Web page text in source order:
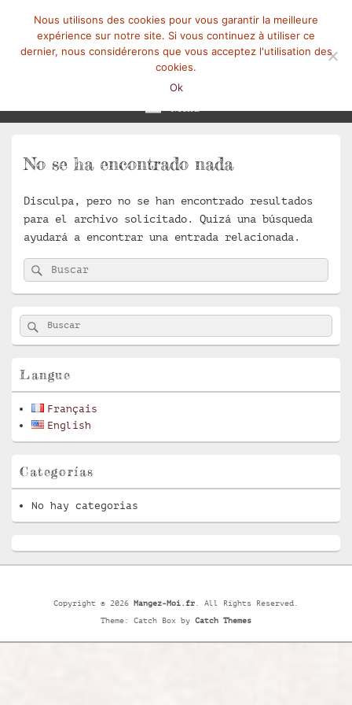
No se ha encontrado nada
Disculpa, pero no se han encontrado resultados
para el archivo solicitado. Quizá una búsqueda
ayudará a encontrar una entrada relacionada.
Buscar
por:
Buscar
El
área
de
barra
lateral
Buscar
por:
Buscar
Langue
Français
English
Categorías
No hay categorías
Copyright © 2026 Mangez-Moi.fr . All Rights Reserved.
Theme: Catch Box by Catch Themes
Nous utilisons des cookies pour vous garantir la meilleure
expérience sur notre site. Si vous continuez à utiliser ce
dernier, nous considérerons que vous acceptez l'utilisation des
cookies.
Ok